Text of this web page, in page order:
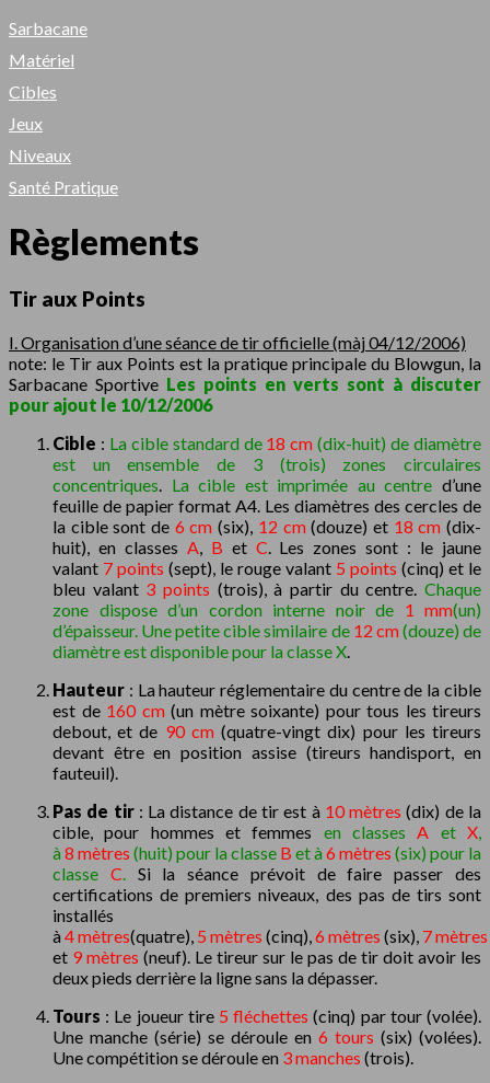
Sarbacane
Matériel
Cibles
Jeux
Niveaux
Santé Pratique
Règlements
Tir aux Points
I. Organisation d’une séance de tir officielle (màj 04/12/2006)
note: le Tir aux Points est la pratique principale du Blowgun, la
Sarbacane Sportive Les points en verts sont à discuter
pour ajout le 10/12/2006
Cible : La cible standard de 18 cm (dix-huit) de diamètre
est un ensemble de 3 (trois) zones circulaires
concentriques
La cible est imprimée au centre d’une
feuille de papier format A4. Les diamètres des cercles de
la cible sont de 6 cm (six), 12 cm(douze) et 18 cm (dix-
huit), en classes A B et C . Les zones sont : le jaune
valant 7 points (sept), le rouge valant 5 points (cinq) et le
bleu valant 3 points (trois), à partir du centre.Chaque
zone dispose d’un cordon interne noir de 1 mm(un)
d’épaisseur. Une petite cible similaire de 12 cm(douze) de
diamètre est disponible pour la classe X
Hauteur : La hauteur réglementaire du centre de la cible
est de 160 cm(un mètre soixante) pour tous les tireurs
debout, et de 90 cm(quatre-vingt dix) pour les tireurs
devant être en position assise (tireurs handisport, en
fauteuil).
Pas de tir: La distance de tir est à 10 mètres (dix) de la
cible, pour hommes et femmes en classes A etX
à8 mètres (huit) pour la classe B et à6 mètres (six) pour la
classe C
Si la séance prévoit de faire passer des
certifications de premiers niveaux, des pas de tirs sont
installés
à4 mètres(quatre), 5 mètres (cinq), 6 mètres (six), 7 mètres
et 9 mètres (neuf). Le tireur sur le pas de tir doit avoir les
deux pieds derrière la ligne sans la dépasser.
Tours : Le joueur tire 5 fléchettes (cinq) par tour (volée).
Une manche (série) se déroule en 6 tours (six) (volées).
Une compétition se déroule en 3 manches (trois).